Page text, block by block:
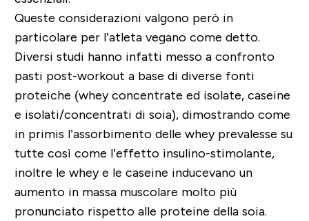
Queste considerazioni valgono però in
particolare per l’atleta vegano come detto.
Diversi studi hanno infatti messo a confronto
pasti post-workout a base di diverse fonti
proteiche (whey concentrate ed isolate, caseine
e isolati/concentrati di soia), dimostrando come
in primis l’assorbimento delle whey prevalesse su
tutte così come l’effetto insulino-stimolante,
inoltre le whey e le caseine inducevano un
aumento in massa muscolare molto più
pronunciato rispetto alle proteine della soia.